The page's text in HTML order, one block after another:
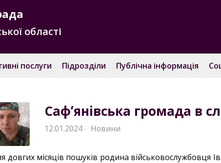
області
послуги Підрозділи Публічна інформація
Сафʼянівська громада в
12.01.2024 · Новини
довгих місяців пошуків родина військовослужбовця